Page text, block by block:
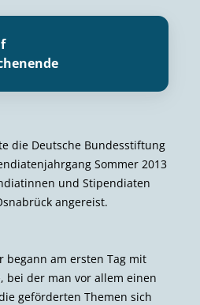
die Deutsche Bundesstiftung
Sommer 2013
und Stipendiaten
angereist.
begann am ersten Tag mit
bei der man vor allem einen
geförderten Themen sich